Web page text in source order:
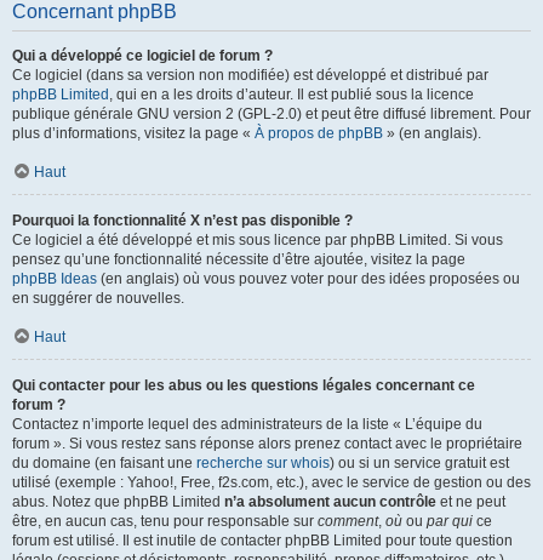
Concernant phpBB
Qui a développé ce logiciel de forum ?
Ce logiciel (dans sa version non modifiée) est développé et distribué par
phpBB Limited , qui en a les droits d’auteur. Il est publié sous la licence
publique générale GNU version 2 (GPL-2.0) et peut être diffusé librement. Pour
plus d’informations, visitez la page « À propos de phpBB » (en anglais).
Haut
Pourquoi la fonctionnalité X n’est pas disponible ?
Ce logiciel a été développé et mis sous licence par phpBB Limited. Si vous
pensez qu’une fonctionnalité nécessite d’être ajoutée, visitez la page
phpBB Ideas (en anglais) où vous pouvez voter pour des idées proposées ou
en suggérer de nouvelles.
Haut
Qui contacter pour les abus ou les questions légales concernant ce
forum ?
Contactez n’importe lequel des administrateurs de la liste « L’équipe du
forum ». Si vous restez sans réponse alors prenez contact avec le propriétaire
du domaine (en faisant une recherche sur whois) ou si un service gratuit est
utilisé (exemple : Yahoo!, Free, f2s.com, etc.), avec le service de gestion ou des
abus. Notez que phpBB Limited n’a absolument aucun contrôle et ne peut
être, en aucun cas, tenu pour responsable sur comment, où ou par qui ce
forum est utilisé. Il est inutile de contacter phpBB Limited pour toute question